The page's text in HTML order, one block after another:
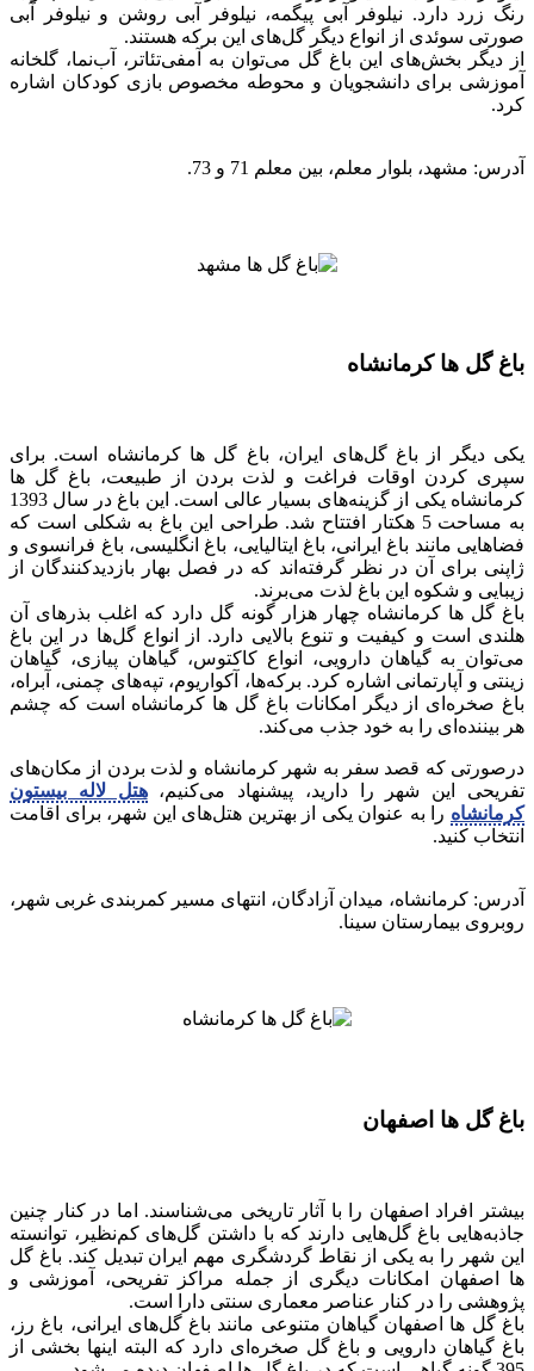
رنگ زرد دارد. نیلوفر آبی پیگمه، نیلوفر آبی روشن و نیلوفر آبی
صورتی سوئدی از انواع دیگر گل‌های این برکه هستند.
از دیگر بخش‌های این باغ گل می‌توان به آمفی‌تئاتر، آب‌نما، گلخانه
آموزشی برای دانشجویان و محوطه مخصوص بازی کودکان اشاره
کرد.
آدرس: مشهد، بلوار معلم، بین معلم 71 و 73.
باغ گل ها کرمانشاه
یکی دیگر از باغ گل‌های ایران، باغ گل ها کرمانشاه است. برای
سپری کردن اوقات فراغت و لذت بردن از طبیعت، باغ گل ها
کرمانشاه یکی از گزینه‌های بسیار عالی است. این باغ در سال 1393
به مساحت 5 هکتار افتتاح شد. طراحی این باغ به شکلی است که
فضاهایی مانند باغ ایرانی، باغ ایتالیایی، باغ انگلیسی، باغ فرانسوی و
ژاپنی برای آن در نظر گرفته‌اند که در فصل بهار بازدیدکنندگان از
زیبایی و شکوه این باغ لذت می‌برند.
باغ گل ها کرمانشاه چهار هزار گونه گل دارد که اغلب بذرهای آن
هلندی است و کیفیت و تنوع بالایی دارد. از انواع گل‌ها در این باغ
می‌توان به گیاهان دارویی، انواع کاکتوس، گیاهان پیازی، گیاهان
زینتی و آپارتمانی اشاره کرد. برکه‌ها، آکواریوم، تپه‌های چمنی، آبراه،
باغ صخره‌ای از دیگر امکانات باغ گل ها کرمانشاه است که چشم
هر بیننده‌ای را به خود جذب می‌کند.
درصورتی که قصد سفر به شهر کرمانشاه و لذت بردن از مکان‌های
تفریحی این شهر را دارید، پیشنهاد می‌کنیم،هتل لاله بیستون
کرمانشاه را به عنوان یکی از بهترین هتل‌های این شهر، برای اقامت
انتخاب کنید.
آدرس: کرمانشاه، میدان آزادگان، انتهای مسیر کمربندی غربی شهر،
روبروی بیمارستان سینا.
باغ گل ها اصفهان
بیشتر افراد اصفهان را با آثار تاریخی می‌شناسند. اما در کنار چنین
جاذبه‌هایی باغ گل‌هایی دارند که با داشتن گل‌های کم‌نظیر، توانسته
این شهر را به یکی از نقاط گردشگری مهم ایران تبدیل کند. باغ گل
ها اصفهان امکانات دیگری از جمله مراکز تفریحی، آموزشی و
پژوهشی را در کنار عناصر معماری سنتی دارا است.
باغ گل ها اصفهان گیاهان متنوعی مانند باغ گل‌های ایرانی، باغ رز،
باغ گیاهان دارویی و باغ گل صخره‌ای دارد که البته اینها بخشی از